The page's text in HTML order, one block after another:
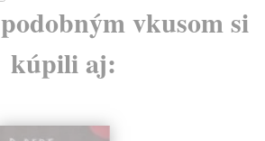
vkusom si
kúpili aj: